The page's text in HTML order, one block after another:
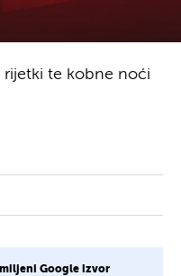
rijetki te kobne noći
Google izvor